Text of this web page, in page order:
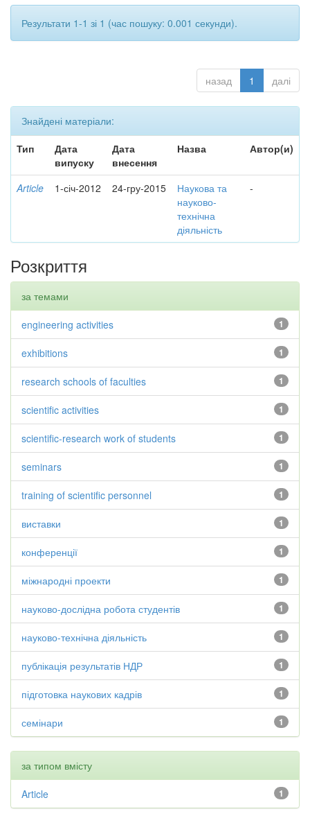
Результати 1-1 зі 1 (час пошуку: 0.001 секунди).
назад 1 далі
Знайдені матеріали:
Тип
Дата
випуску
Дата
внесення
Назва Автор(и)
Article 1-січ-2012 24-гру-2015
Наукова та
науково-
технічна
діяльність
-
Розкриття
за темами
1
engineering activities
1
exhibitions
1
research schools of faculties
1
scientific activities
1
scientific-research work of students
1
seminars
1
training of scientific personnel
1
виставки
1
конференції
1
міжнародні проекти
1
науково-дослідна робота студентів
1
науково-технічна діяльність
1
публікація результатів НДР
1
підготовка наукових кадрів
1
семінари
за типом вмісту
1
Article